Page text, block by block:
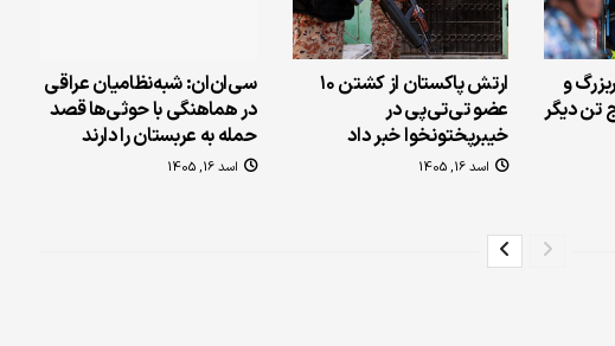
و
تن دیگر
ارتش پاکستان از کشتن ۱۰
عضو تی‌تی‌پی در
خیبرپختونخوا خبر داد
اسد 16, 1405
سی‌ان‌ان: شبه‌نظامیان عراقی
در هماهنگی با حوثی‌ها قصد
حمله به عربستان را دارند
اسد 16, 1405